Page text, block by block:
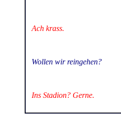
Ach krass.
Wollen wir reingehen?
Ins Stadion? Gerne.